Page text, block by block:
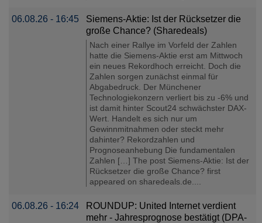
06.08.26 - 16:45
Siemens-Aktie: Ist der Rücksetzer die
große Chance? (Sharedeals)
Nach einer Rallye im Vorfeld der Zahlen
hatte die Siemens-Aktie erst am Mittwoch
ein neues Rekordhoch erreicht. Doch die
Zahlen sorgen zunächst einmal für
Abgabedruck. Der Münchener
Technologiekonzern verliert bis zu -6% und
ist damit hinter Scout24 schwächster DAX-
Wert. Handelt es sich nur um
Gewinnmitnahmen oder steckt mehr
dahinter? Rekordzahlen und
Prognoseanhebung Die fundamentalen
Zahlen […] The post Siemens-Aktie: Ist der
Rücksetzer die große Chance? first
appeared on sharedeals.de....
06.08.26 - 16:24
ROUNDUP: United Internet verdient
mehr - Jahresprognose bestätigt (DPA-